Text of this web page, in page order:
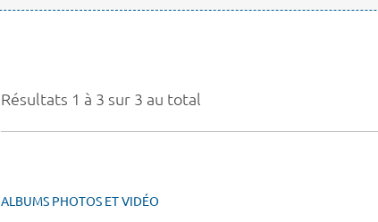
Résultats 1 à 3 sur 3 au total
ALBUMS PHOTOS ET VIDÉO